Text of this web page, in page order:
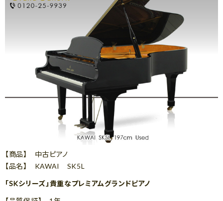
【商品】 中古ピアノ
【品名】 KAWAI SK5L
「SKシリーズ」貴重なプレミアムグランドピアノ